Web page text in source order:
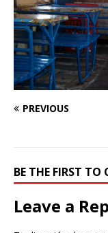
PREVIOUS
BE THE FIRST TO
Leave a